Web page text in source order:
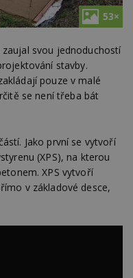
53×
zaujal svou jednoduchostí
stavby.
pouze v malé
se není třeba bát
Jako první se vytvoří
(XPS), na kterou
XPS vytvoří
v základové desce,